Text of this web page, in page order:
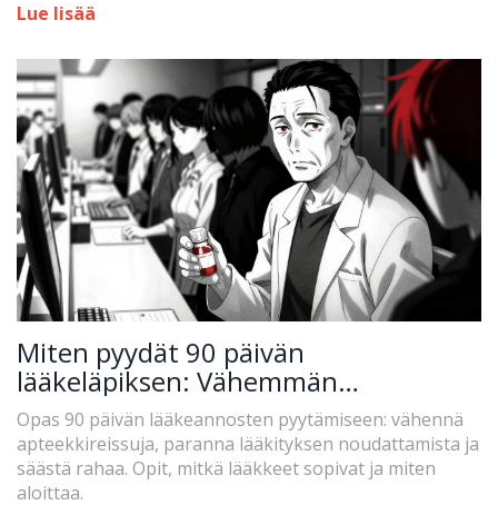
Lue lisää
Miten pyydät 90 päivän
lääkeläpiksen: Vähemmän
apteekkireissuja ja säästöjä
Opas 90 päivän lääkeannosten pyytämiseen: vähennä
apteekkireissuja, paranna lääkityksen noudattamista ja
säästä rahaa. Opit, mitkä lääkkeet sopivat ja miten
aloittaa.